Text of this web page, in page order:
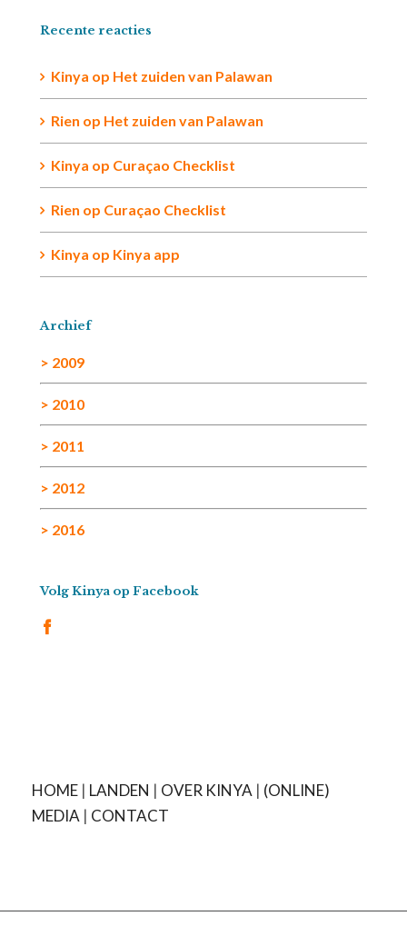
Recente reacties
Kinya op Het zuiden van Palawan
Rien op Het zuiden van Palawan
Kinya op Curaçao Checklist
Rien op Curaçao Checklist
Kinya op Kinya app
Archief
> 2009
> 2010
> 2011
> 2012
> 2016
Volg Kinya op Facebook
HOME| LANDEN | OVER KINYA | (ONLINE)
MEDIA | CONTACT